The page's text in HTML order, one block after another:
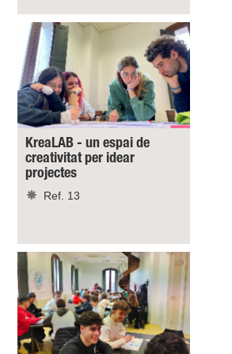
KreaLAB - un espai de
creativitat per idear
projectes
Ref. 13